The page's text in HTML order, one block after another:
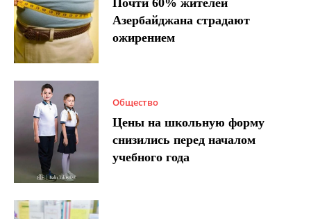
Азербайджана страдают
ожирением
Общество
Цены на школьную форму
снизились перед началом
учебного года